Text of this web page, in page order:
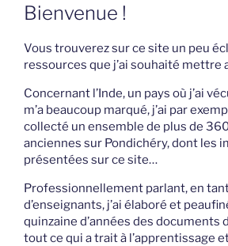
Bienvenue !
Vous trouverez sur ce site un peu
ressources que j’ai souhaité mettre
Concernant l’Inde, un pays où j’ai
m’a beaucoup marqué, j’ai par
collecté un ensemble de plus de
anciennes sur Pondichéry, dont les
présentées sur ce site…
Professionnellement parlant, en
d’enseignants, j’ai élaboré et
quinzaine d’années des documents
tout ce qui a trait à l’apprentissage